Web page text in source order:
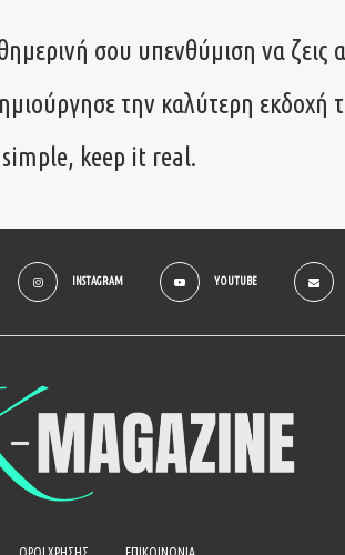
σου υπενθύμιση να ζεις
την καλύτερη εκδοχή
keep it real.
INSTAGRAM YOUTUBE